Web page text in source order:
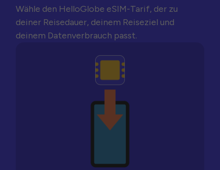
Wähle den HelloGlobe eSIM-Tarif, der zu
deiner Reisedauer, deinem Reiseziel und
deinem Datenverbrauch passt.